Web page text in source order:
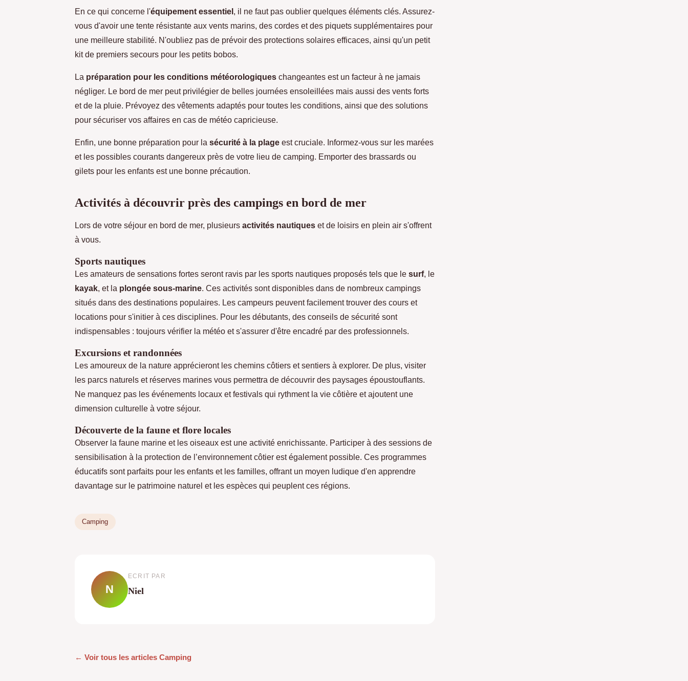
En ce qui concerne l'équipement essentiel , il ne faut pas oublier quelques éléments clés. Assurez-
vous d'avoir une tente résistante aux vents marins, des cordes et des piquets supplémentaires pour
une meilleure stabilité. N'oubliez pas de prévoir des protections solaires efficaces, ainsi qu'un petit
kit de premiers secours pour les petits bobos.
La préparation pour les conditions météorologiques changeantes est un facteur à ne jamais
négliger. Le bord de mer peut privilégier de belles journées ensoleillées mais aussi des vents forts
et de la pluie. Prévoyez des vêtements adaptés pour toutes les conditions, ainsi que des solutions
pour sécuriser vos affaires en cas de météo capricieuse.
Enfin, une bonne préparation pour la sécurité à la plage est cruciale. Informez-vous sur les marées
et les possibles courants dangereux près de votre lieu de camping. Emporter des brassards ou
gilets pour les enfants est une bonne précaution.
Activités à découvrir près des campings en bord de mer
Lors de votre séjour en bord de mer, plusieurs activités nautiques et de loisirs en plein air s'offrent
à vous.
Sports nautiques
Les amateurs de sensations fortes seront ravis par les sports nautiques proposés tels que le surf, le
kayak, et la plongée sous-marine. Ces activités sont disponibles dans de nombreux campings
situés dans des destinations populaires. Les campeurs peuvent facilement trouver des cours et
locations pour s'initier à ces disciplines. Pour les débutants, des conseils de sécurité sont
indispensables : toujours vérifier la météo et s'assurer d'être encadré par des professionnels.
Excursions et randonnées
Les amoureux de la nature apprécieront les chemins côtiers et sentiers à explorer. De plus, visiter
les parcs naturels et réserves marines vous permettra de découvrir des paysages époustouflants.
Ne manquez pas les événements locaux et festivals qui rythment la vie côtière et ajoutent une
dimension culturelle à votre séjour.
Découverte de la faune et flore locales
Observer la faune marine et les oiseaux est une activité enrichissante. Participer à des sessions de
sensibilisation à la protection de l’environnement côtier est également possible. Ces programmes
éducatifs sont parfaits pour les enfants et les familles, offrant un moyen ludique d'en apprendre
davantage sur le patrimoine naturel et les espèces qui peuplent ces régions.
Camping
N
ECRIT PAR
Niel
← Voir tous les articles Camping